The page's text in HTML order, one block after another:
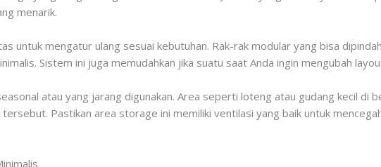
menarik.
untuk mengatur ulang sesuai kebutuhan. Rak-rak modular yang bisa
Sistem ini juga memudahkan jika suatu saat Anda ingin mengubah
atau yang jarang digunakan. Area seperti loteng atau gudang kecil di
Pastikan area storage ini memiliki ventilasi yang baik untuk